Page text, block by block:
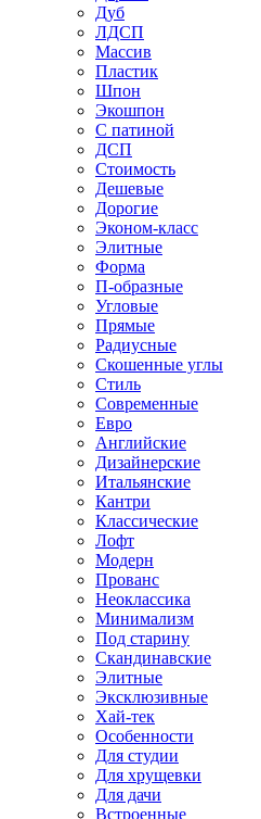
Дуб
ЛДСП
Массив
Пластик
Шпон
Экошпон
С патиной
ДСП
Стоимость
Дешевые
Дорогие
Эконом-класс
Элитные
Форма
П-образные
Угловые
Прямые
Радиусные
Скошенные углы
Стиль
Современные
Евро
Английские
Дизайнерские
Итальянские
Кантри
Классические
Лофт
Модерн
Прованс
Неоклассика
Минимализм
Под старину
Скандинавские
Элитные
Эксклюзивные
Хай-тек
Особенности
Для студии
Для хрущевки
Для дачи
Встроенные